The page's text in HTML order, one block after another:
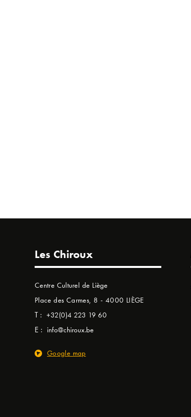
Les Chiroux
Centre Culturel de Liège
Place des Carmes, 8 - 4000 LIÈGE
T : +32(0)4 223 19 60
E : info@chiroux.be
Google map